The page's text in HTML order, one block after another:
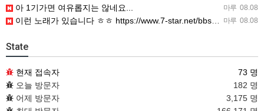
마루 08.08
아 1기가면 여유롭지는 않네요...
마루 08.08
이런 노래가 있습니다 ㅎㅎ https://www.7-star.net/bbs/board.php?bo_table…
State
현재 접속자
73 명
오늘 방문자
182 명
어제 방문자
3,175 명